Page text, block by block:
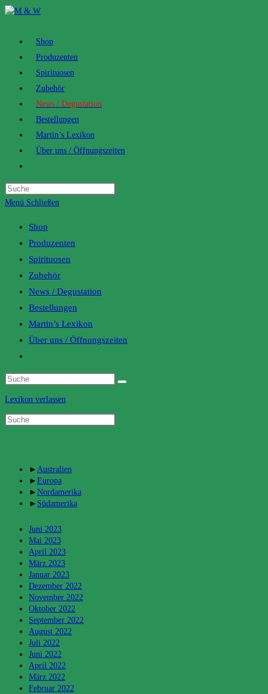
Zum
Shop
Produzenten
Spirituosen
Zubehör
News / Degustation
Bestellungen
Martin’s Lexikon
Über uns / Öffnungszeiten
website
search
Menü Schließen
Shop
Produzenten
Spirituosen
Zubehör
News / Degustation
Bestellungen
Martin’s Lexikon
Über uns / Öffnungszeiten
website
search
Lexikon verlassen
► Australien
► Europa
► Nordamerika
► Südamerika
Juni 2023
Mai 2023
April 2023
März 2023
Januar 2023
Dezember 2022
November 2022
Oktober 2022
September 2022
August 2022
Juli 2022
Juni 2022
April 2022
März 2022
Februar 2022